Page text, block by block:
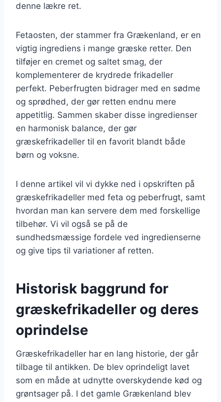
denne lækre ret.
Fetaosten, der stammer fra Grækenland, er en
vigtig ingrediens i mange græske retter. Den
tilføjer en cremet og saltet smag, der
komplementerer de krydrede frikadeller
perfekt. Peberfrugten bidrager med en sødme
og sprødhed, der gør retten endnu mere
appetitlig. Sammen skaber disse ingredienser
en harmonisk balance, der gør
græskefrikadeller til en favorit blandt både
børn og voksne.
I denne artikel vil vi dykke ned i opskriften på
græskefrikadeller med feta og peberfrugt, samt
hvordan man kan servere dem med forskellige
tilbehør. Vi vil også se på de
sundhedsmæssige fordele ved ingredienserne
og give tips til variationer af retten.
Historisk baggrund for
græskefrikadeller og deres
oprindelse
Græskefrikadeller har en lang historie, der går
tilbage til antikken. De blev oprindeligt lavet
som en måde at udnytte overskydende kød og
grøntsager på. I det gamle Grækenland blev